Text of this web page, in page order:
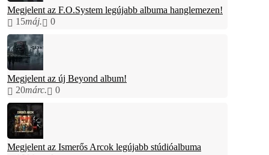
Megjelent az F.O.System legújabb albuma hanglemezen!
15máj. 0
Megjelent az új Beyond album!
20márc. 0
Megjelent az Ismerős Arcok legújabb stúdióalbuma